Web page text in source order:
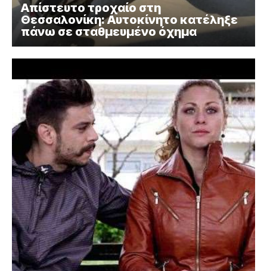
Απίστευτο τροχαίο στη
Θεσσαλονίκη: Αυτοκίνητο κατέληξε
πάνω σε σταθμευμένο όχημα